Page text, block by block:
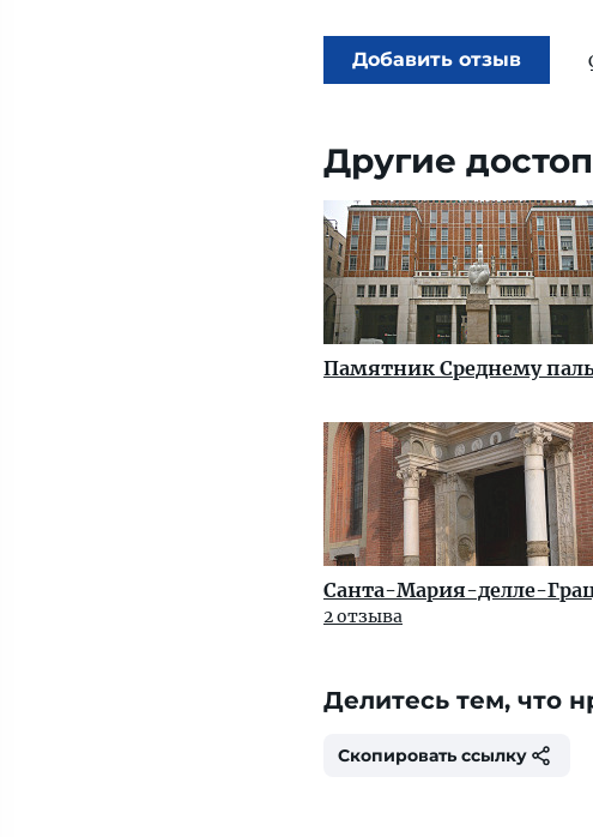
Добавить отзыв
Другие
Памятник Среднему
Санта-Мария-делле-
2 отзыва
Делитесь тем, что
Скопировать ссылку